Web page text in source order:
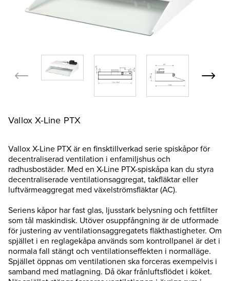
Vallox X-Line PTX
Vallox X-Line PTX är en finsktillverkad serie spiskåpor för
decentraliserad ventilation i enfamiljshus och
radhusbostäder. Med en X-Line PTX-spiskåpa kan du styra
decentraliserade ventilationsaggregat, takfläktar eller
luftvärmeaggregat med växelströmsfläktar (AC).
Seriens kåpor har fast glas, ljusstark belysning och fettfilter
som tål maskindisk. Utöver osuppfångning är de utformade
för justering av ventilationsaggregatets fläkthastigheter. Om
spjället i en reglagekåpa används som kontrollpanel är det i
normala fall stängt och ventilationseffekten i normalläge.
Spjället öppnas om ventilationen ska forceras exempelvis i
samband med matlagning. Då ökar frånluftsflödet i köket.